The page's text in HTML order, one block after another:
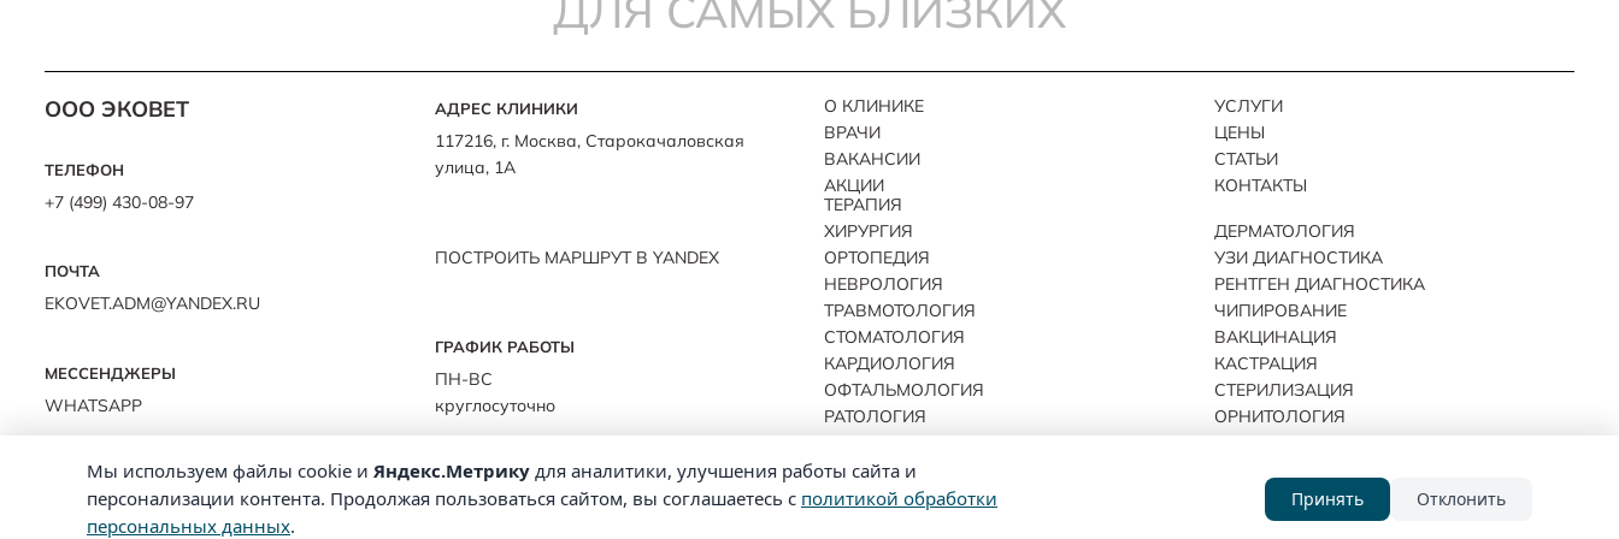
ООО ЭКОВЕТ
ТЕЛЕФОН
+7 (499) 430-08-97
ПОЧТА
EKOVET.ADM@YANDEX.RU
МЕССЕНДЖЕРЫ
WHATSAPP
АДРЕС КЛИНИКИ
117216, г. Москва, Старокачаловская
улица, 1А
ПОСТРОИТЬ МАРШРУТ В YANDEX
ГРАФИК РАБОТЫ
ПН-ВС
круглосуточно
О КЛИНИКЕ
ВРАЧИ
ВАКАНСИИ
АКЦИИ
ТЕРАПИЯ
ХИРУРГИЯ
ОРТОПЕДИЯ
НЕВРОЛОГИЯ
ТРАВМОТОЛОГИЯ
СТОМАТОЛОГИЯ
КАРДИОЛОГИЯ
ОФТАЛЬМОЛОГИЯ
РАТОЛОГИЯ
УСЛУГИ
ЦЕНЫ
СТАТЬИ
КОНТАКТЫ
ДЕРМАТОЛОГИЯ
УЗИ ДИАГНОСТИКА
РЕНТГЕН ДИАГНОСТИКА
ЧИПИРОВАНИЕ
ВАКЦИНАЦИЯ
КАСТРАЦИЯ
СТЕРИЛИЗАЦИЯ
ОРНИТОЛОГИЯ
Политика конфиденциальности
Политика обработки данных
© 2026 ЭКОВЕТ. Все права защищены. Сайт разработанWEBEXLAB
Мы используем файлы cookie и Яндекс.Метрику для аналитики, улучшения работы сайта и
персонализации контента. Продолжая пользоваться сайтом, вы соглашаетесь с политикой обработки
персональных данных.
Принять Отклонить